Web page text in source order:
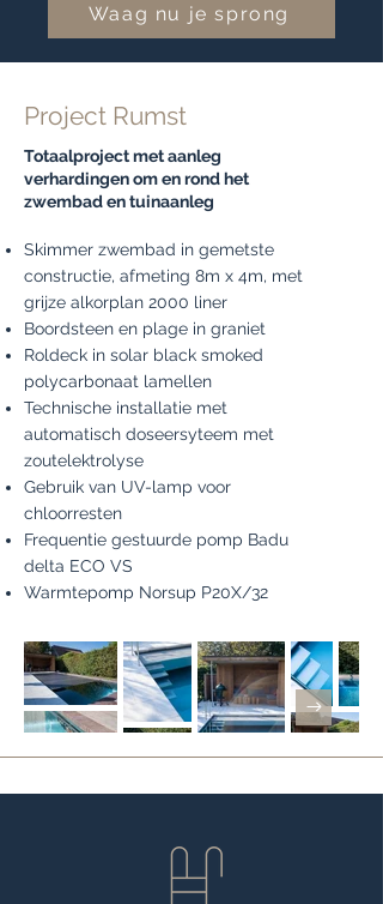
Waag nu je sprong
Project Rumst
Totaalproject met aanleg
verhardingen om en rond het
zwembad en tuinaanleg
Skimmer zwembad in gemetste
constructie, afmeting 8m x 4m, met
grijze alkorplan 2000 liner
Boordsteen en plage in graniet
Roldeck in solar black smoked
polycarbonaat lamellen
Technische installatie met
automatisch doseersyteem met
zoutelektrolyse
Gebruik van UV-lamp voor
chloorresten
Frequentie gestuurde pomp Badu
delta ECO VS
Warmtepomp Norsup P20X/32